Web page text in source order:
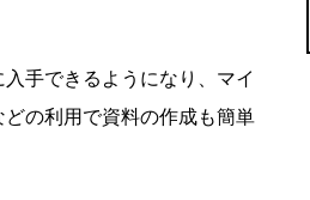
手できるようになり、マイ
の利用で資料の作成も簡単